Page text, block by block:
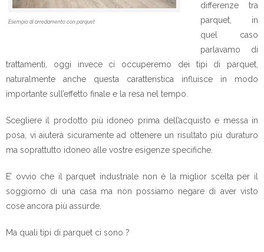
Esempio di arredamento con parquet
differenze tra
parquet, in
quel caso
parlavamo di
trattamenti, oggi invece ci occuperemo dei tipi di parquet,
naturalmente anche questa caratteristica influisce in modo
importante sull’effetto finale e la resa nel tempo.
Scegliere il prodotto più idoneo prima dell’acquisto e messa in
posa, vi aiuterà sicuramente ad ottenere un risultato più duraturo
ma soprattutto idoneo alle vostre esigenze specifiche.
E’ ovvio che il parquet industriale non è la miglior scelta per il
soggiorno di una casa ma non possiamo negare di aver visto
cose ancora più assurde.
Ma quali tipi di parquet ci sono ?